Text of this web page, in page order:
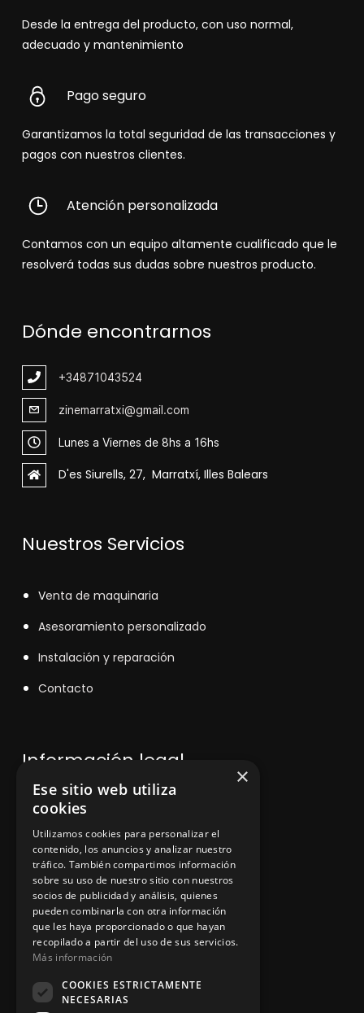
Desde la entrega del producto, con uso normal,
adecuado y mantenimiento
Pago seguro
Garantizamos la total seguridad de las transacciones y
pagos con nuestros clientes.
Atención personalizada
Contamos con un equipo altamente cualificado que le
resolverá todas sus dudas sobre nuestros producto.
Dónde encontrarnos
+34871043524
zinemarratxi@gmail.com
Lunes a Viernes de 8hs a 16hs
D'es Siurells, 27, Marratxí, Illes Balears
Nuestros Servicios
Venta de maquinaria
Asesoramiento personalizado
Instalación y reparación
Contacto
Información legal
Política de privacidad
Aviso legal
App Zine Hostelería
×
Ese sitio web utiliza
cookies
Utilizamos cookies para personalizar el
contenido, los anuncios y analizar nuestro
tráfico. También compartimos información
sobre su uso de nuestro sitio con nuestros
socios de publicidad y análisis, quienes
pueden combinarla con otra información
que les haya proporcionado o que hayan
recopilado a partir del uso de sus servicios.
Más información
COOKIES ESTRICTAMENTE
NECESARIAS